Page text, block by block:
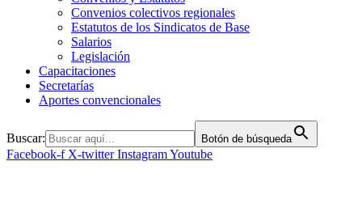
Convenios colectivos regionales
Estatutos de los Sindicatos de Base
Salarios
Legislación
Capacitaciones
Secretarías
Aportes convencionales
Buscar: Botón de búsqueda
Facebook-f X-twitter InstagramYoutube